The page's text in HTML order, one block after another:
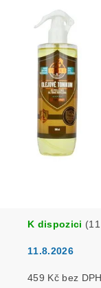
K dispozici
11.8.2026
459 Kč bez DPH